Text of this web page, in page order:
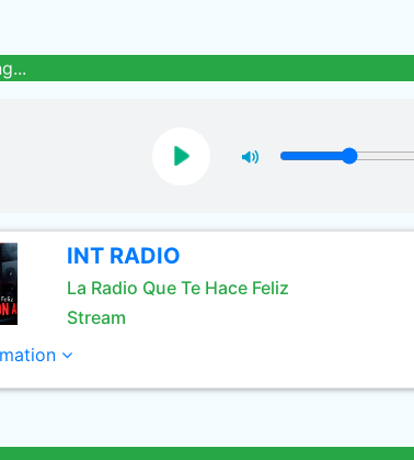
INT RADIO
La Radio Que Te Hace Feliz
Stream